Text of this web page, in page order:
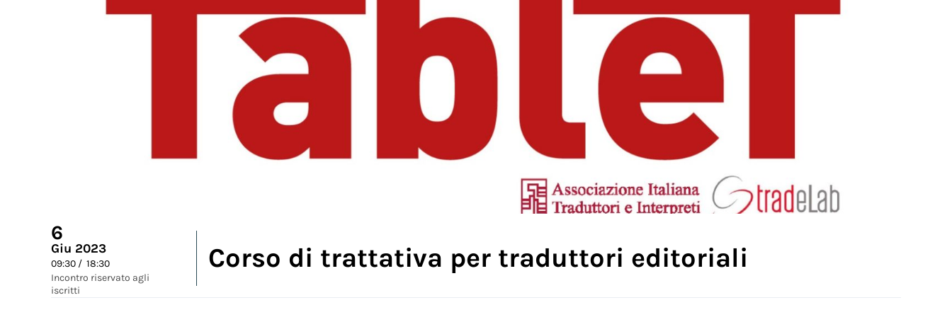
6
Giu 2023
09:30 / 18:30
Incontro riservato agli
iscritti
Corso di trattativa per traduttori editoriali